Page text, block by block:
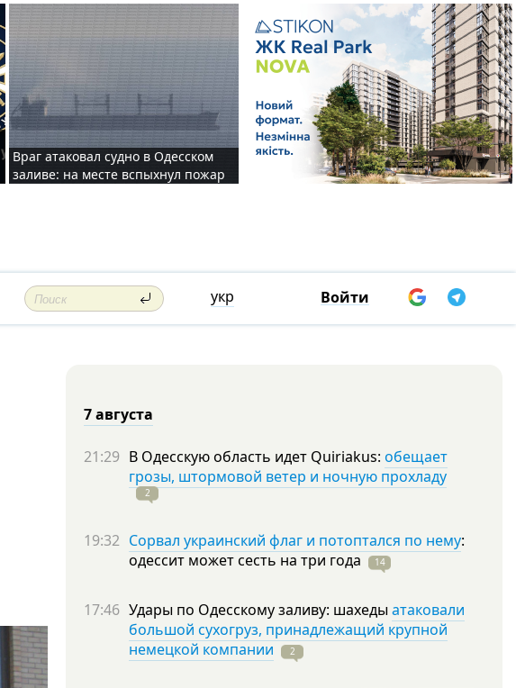
Враг атаковал судно в Одесском
заливе: на месте вспыхнул пожар
укр Войти
7 августа
21:29 В Одесскую область идет Quiriakus: обещает
грозы, штормовой ветер и ночную прохладу
2
19:32 Сорвал украинский флаг и потоптался по нему:
одессит может сесть на три года 14
17:46 Удары по Одесскому заливу: шахеды атаковали
большой сухогруз, принадлежащий крупной
немецкой компании
2